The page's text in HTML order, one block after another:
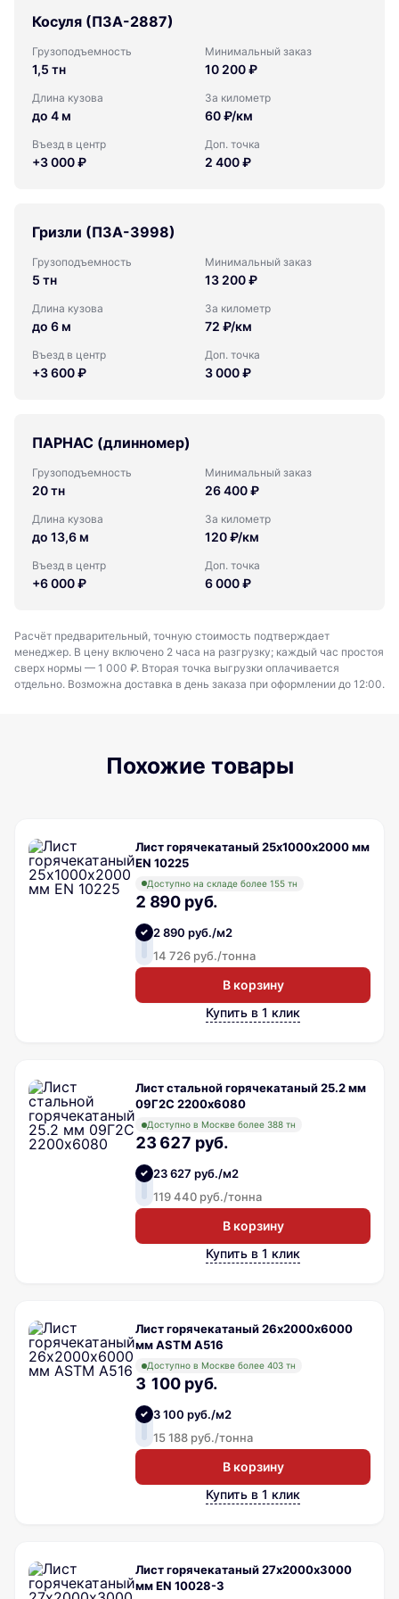
Косуля (ПЗА-2887)
Грузоподъемность
1,5 тн
Минимальный заказ
10 200 ₽
Длина кузова
до 4 м
За километр
60 ₽/км
Въезд в центр
+3 000 ₽
Доп. точка
2 400 ₽
Гризли (ПЗА-3998)
Грузоподъемность
5 тн
Минимальный заказ
13 200 ₽
Длина кузова
до 6 м
За километр
72 ₽/км
Въезд в центр
+3 600 ₽
Доп. точка
3 000 ₽
ПАРНАС (длинномер)
Грузоподъемность
20 тн
Минимальный заказ
26 400 ₽
Длина кузова
до 13,6 м
За километр
120 ₽/км
Въезд в центр
+6 000 ₽
Доп. точка
6 000 ₽
Расчёт предварительный, точную стоимость подтверждает
менеджер. В цену включено 2 часа на разгрузку; каждый час простоя
сверх нормы — 1 000 ₽. Вторая точка выгрузки оплачивается
отдельно. Возможна доставка в день заказа при оформлении до 12:00.
Похожие товары
Лист горячекатаный 25х1000х2000 мм
EN 10225
Доступно на складе более 155 тн
2 890 руб.
2 890 руб./м2
14 726 руб./тонна
В корзину
Купить в 1 клик
Лист стальной горячекатаный 25.2 мм
09Г2С 2200х6080
Доступно в Москве более 388 тн
23 627 руб.
23 627 руб./м2
119 440 руб./тонна
В корзину
Купить в 1 клик
Лист горячекатаный 26х2000х6000
мм ASTM A516
Доступно в Москве более 403 тн
3 100 руб.
3 100 руб./м2
15 188 руб./тонна
В корзину
Купить в 1 клик
Лист горячекатаный 27х2000х3000
мм EN 10028-3